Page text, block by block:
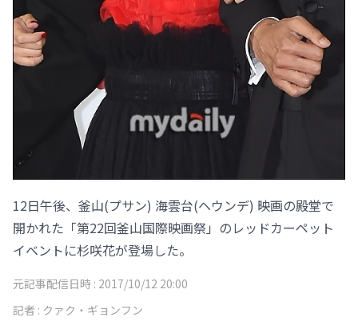
12日午後、釜山(プサン) 海雲台(ヘウンデ) 映画の殿堂で
開かれた「第22回釜山国際映画祭」のレッドカーペット
イベントに杉咲花が登場した。
元記事配信日時 : 2017/10/12 20:00
記者 : クァク・ギョンフン